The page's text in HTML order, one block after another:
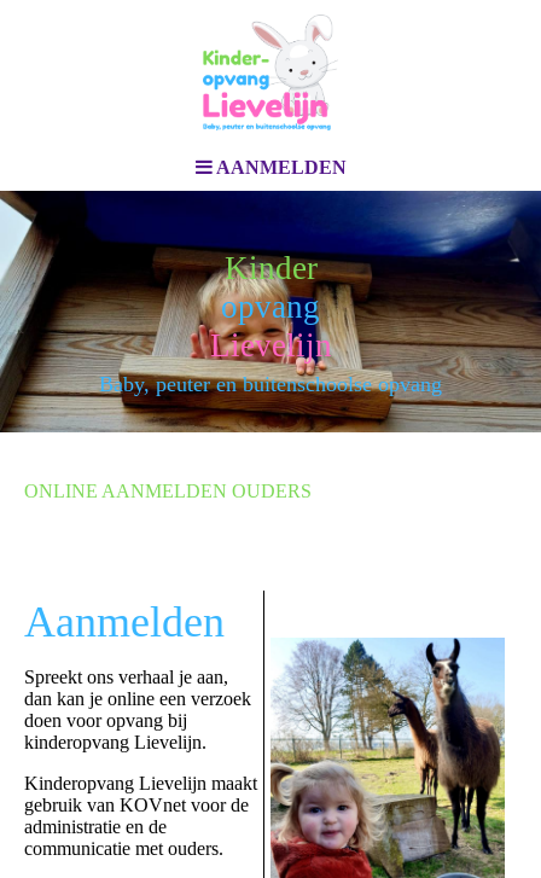
AANMELDEN
Kinder
opvang
Lievelijn
Baby, peuter en buitenschoolse opvang
ONLINE AANMELDEN OUDERS
Aanmelden
Spreekt ons verhaal je aan,
dan kan je online een verzoek
doen voor opvang bij
kinderopvang Lievelijn.
Kinderopvang Lievelijn maakt
gebruik van KOVnet voor de
administratie en de
communicatie met ouders.